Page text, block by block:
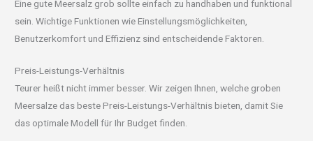
Eine gute Meersalz grob sollte einfach zu handhaben und funktional
sein. Wichtige Funktionen wie Einstellungsmöglichkeiten,
Benutzerkomfort und Effizienz sind entscheidende Faktoren.
Preis-Leistungs-Verhältnis
Teurer heißt nicht immer besser. Wir zeigen Ihnen, welche groben
Meersalze das beste Preis-Leistungs-Verhältnis bieten, damit Sie
das optimale Modell für Ihr Budget finden.